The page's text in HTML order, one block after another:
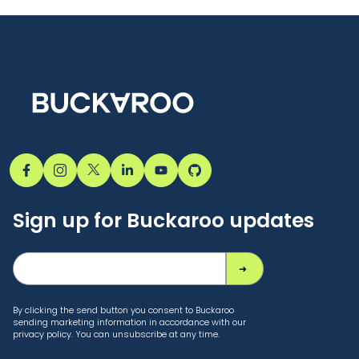
Sign up for Buckaroo updates
By clicking the send button you consent to Buckaroo
sending marketing information in accordance with our
privacy policy. You can unsubscribe at any time.